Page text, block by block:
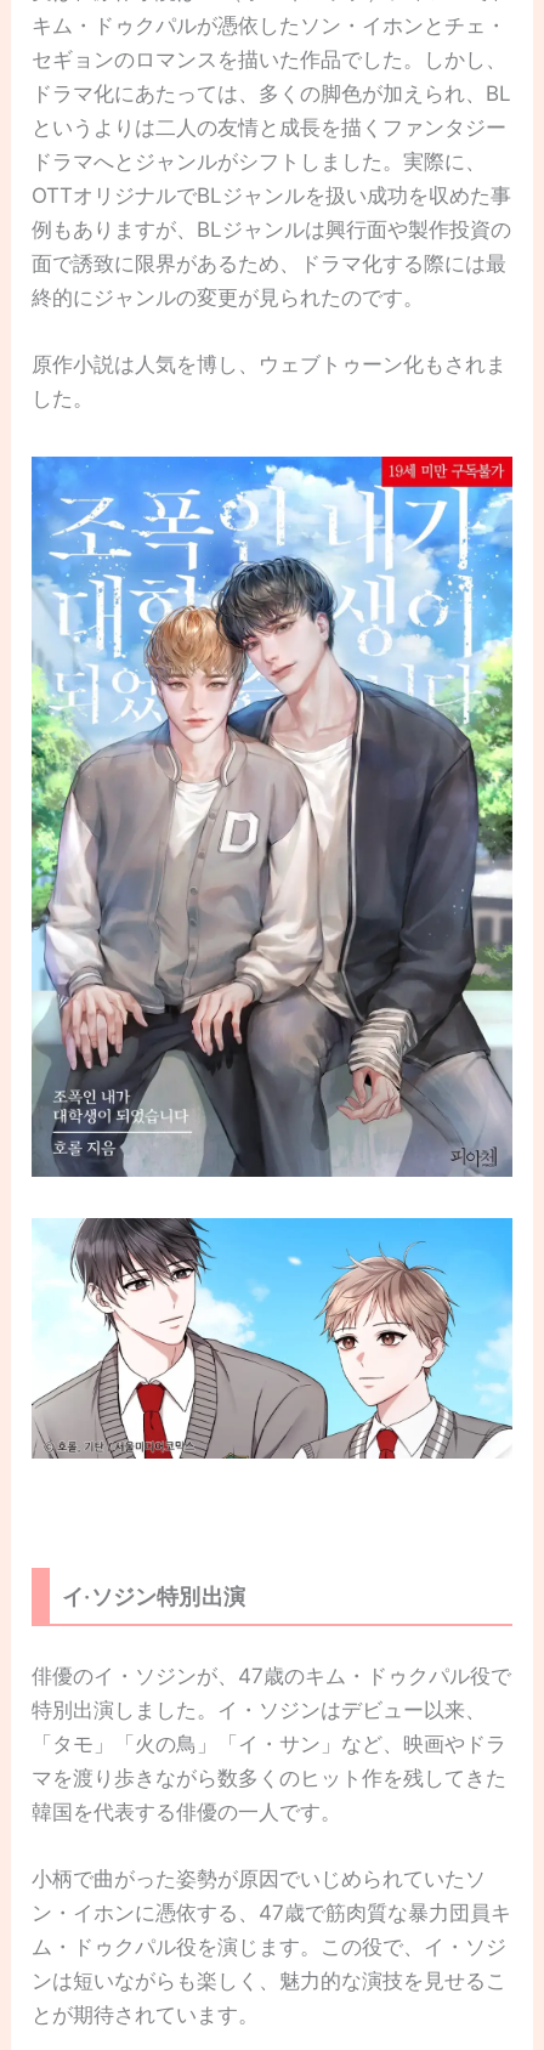
キム・ドゥクパルが憑依したソン・イホンとチェ・
セギョンのロマンスを描いた作品でした。しかし、
ドラマ化にあたっては、多くの脚色が加えられ、BL
というよりは二人の友情と成長を描くファンタジー
ドラマへとジャンルがシフトしました。実際に、
OTTオリジナルでBLジャンルを扱い成功を収めた事
例もありますが、BLジャンルは興行面や製作投資の
面で誘致に限界があるため、ドラマ化する際には最
終的にジャンルの変更が見られたのです。
原作小説は人気を博し、ウェブトゥーン化もされま
した。
イ·ソジン特別出演
俳優のイ・ソジンが、47歳のキム・ドゥクパル役で
特別出演しました。イ・ソジンはデビュー以来、
「タモ」「火の鳥」「イ・サン」など、映画やドラ
マを渡り歩きながら数多くのヒット作を残してきた
韓国を代表する俳優の一人です。
小柄で曲がった姿勢が原因でいじめられていたソ
ン・イホンに憑依する、47歳で筋肉質な暴力団員キ
ム・ドゥクパル役を演じます。この役で、イ・ソジ
ンは短いながらも楽しく、魅力的な演技を見せるこ
とが期待されています。